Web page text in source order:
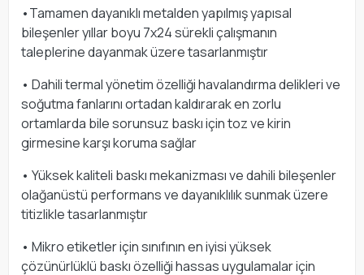
•Tamamen dayanıklı metalden yapılmış yapısal
bileşenler yıllar boyu 7x24 sürekli çalışmanın
taleplerine dayanmak üzere tasarlanmıştır
• Dahili termal yönetim özelliği havalandırma delikleri ve
soğutma fanlarını ortadan kaldırarak en zorlu
ortamlarda bile sorunsuz baskı için toz ve kirin
girmesine karşı koruma sağlar
• Yüksek kaliteli baskı mekanizması ve dahili bileşenler
olağanüstü performans ve dayanıklılık sunmak üzere
titizlikle tasarlanmıştır
• Mikro etiketler için sınıfının en iyisi yüksek
çözünürlüklü baskı özelliği hassas uygulamalar için